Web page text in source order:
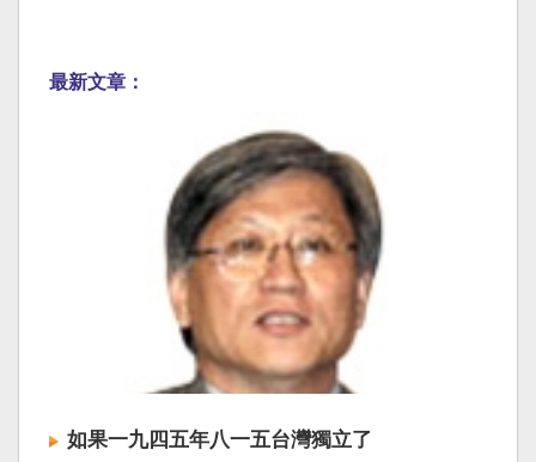
最新文章：
如果一九四五年八一五台灣獨立了